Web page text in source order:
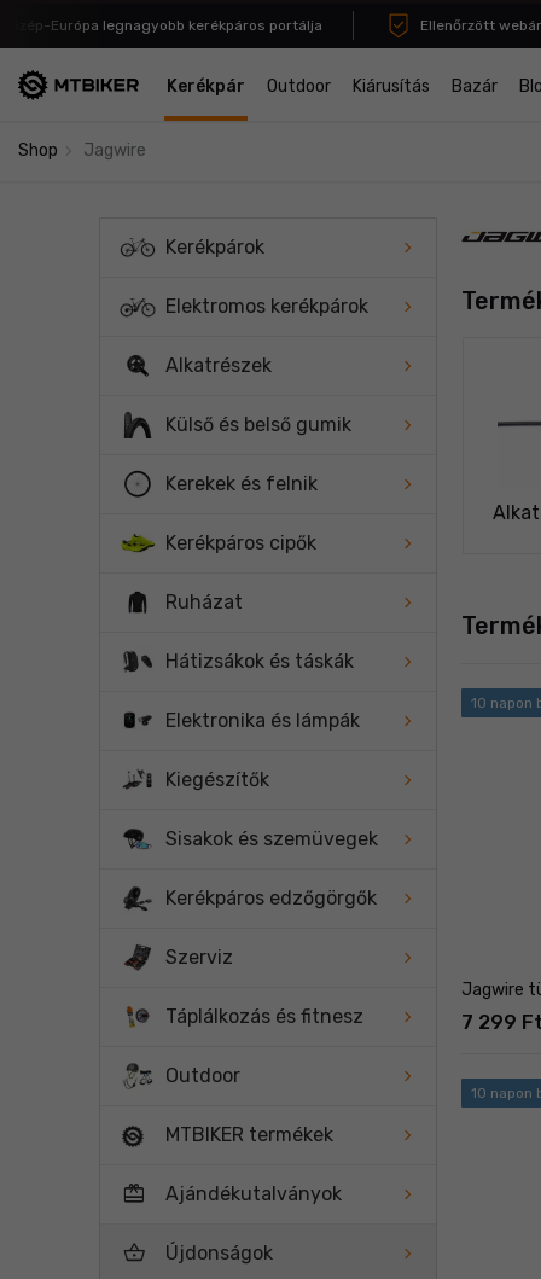
Európa legnagyobb kerékpáros portálja Ellenőrzött
Kerékpár Outdoor Kiárusítás Bazár
Shop Jagwire
Kerékpárok
Elektromos kerékpárok
Alkatrészek
Külső és belső gumik
Kerekek és felnik
Kerékpáros cipők
Ruházat
Hátizsákok és táskák
Elektronika és lámpák
Kiegészítők
Sisakok és szemüvegek
Kerékpáros edzőgörgők
Szerviz
Táplálkozás és fitnesz
Outdoor
MTBIKER termékek
card_giftcard Ajándékutalványok
shopping_basket Újdonságok
10 napon
Jagwire
7 299 Ft
10 napon